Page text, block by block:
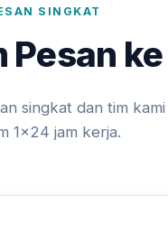
SINGKAT
singkat dan tim
1×24 jam kerja.